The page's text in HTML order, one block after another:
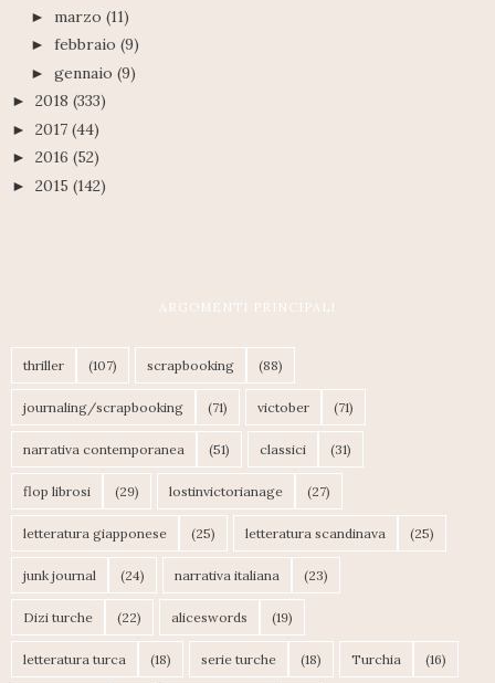
► marzo (11)
► febbraio (9)
► gennaio (9)
► 2018 (333)
► 2017 (44)
► 2016 (52)
► 2015 (142)
ARGOMENTI PRINCIPALI
thriller (107) scrapbooking (88)
journaling/scrapbooking (71) victober (71)
narrativa contemporanea (51) classici (31)
flop librosi (29) lostinvictorianage (27)
letteratura giapponese (25) letteratura scandinava (25)
junk journal (24) narrativa italiana (23)
Dizi turche (22) aliceswords (19)
letteratura turca (18) serie turche (18) Turchia (16)